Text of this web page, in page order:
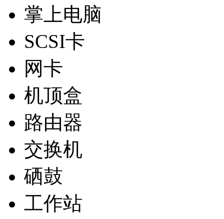
掌上电脑
SCSI卡
网卡
机顶盒
路由器
交换机
硒鼓
工作站